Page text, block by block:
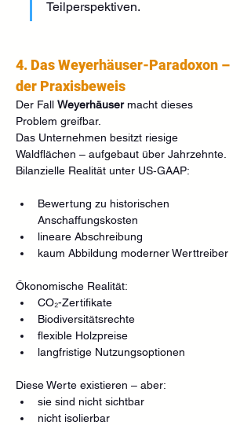
Teilperspektiven.
4. Das Weyerhäuser-Paradoxon –
der Praxisbeweis
Der Fall Weyerhäuser macht dieses
Problem greifbar.
Das Unternehmen besitzt riesige
Waldflächen – aufgebaut über Jahrzehnte.
Bilanzielle Realität unter US‑GAAP:
Bewertung zu historischen
Anschaffungskosten
lineare Abschreibung
kaum Abbildung moderner Werttreiber
Ökonomische Realität:
CO₂-Zertifikate
Biodiversitätsrechte
flexible Holzpreise
langfristige Nutzungsoptionen
Diese Werte existieren – aber:
sie sind nicht sichtbar
nicht isolierbar